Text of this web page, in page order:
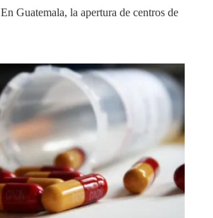
Guatemala, la apertura de centros de